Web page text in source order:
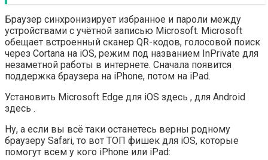
Браузер синхронизирует избранное и пароли между
устройствами с учётной записью Microsoft. Microsoft
обещает встроенный сканер QR-кодов, голосовой поиск
через Cortana на iOS, режим под названием InPrivate для
незаметной работы в интернете. Сначала появится
поддержка браузера на iPhone, потом на iPad.
Установить Microsoft Edge для iOS здесь , для Android
здесь .
Ну, а если вы всё таки останетесь верны родному
браузеру Safari, то вот ТОП фишек для iOS, которые
помогут всем у кого iPhone или iPad: